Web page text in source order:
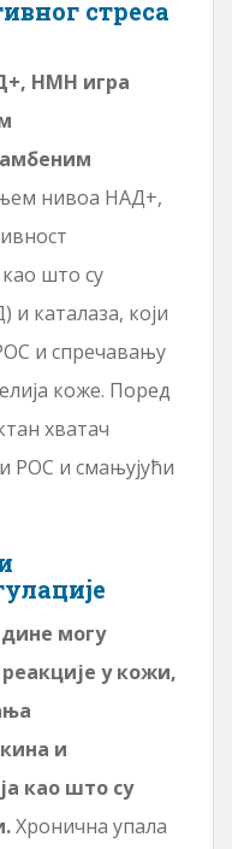
стреса
НМН игра
нивоа НАД+,
што су
и каталаза, који
и спречавању
коже. Поред
хватач
РОС и смањујући
могу
у кожи,
и
као што су
Хронична упала